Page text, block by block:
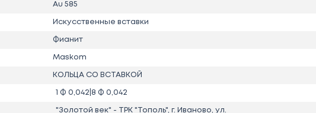
Au 585
Искусственные вставки
Фианит
Maskom
КОЛЬЦА СО ВСТАВКОЙ
1 Ф 0,042|8 Ф 0,042
"Золотой век" - ТРК "Тополь", г. Иваново, ул.